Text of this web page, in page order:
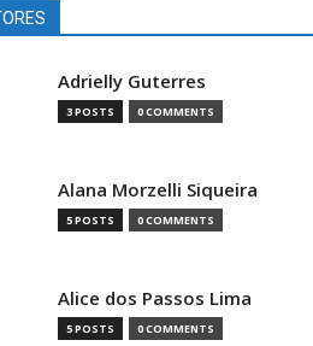
Adrielly Guterres
3 POSTS 0 COMMENTS
Alana Morzelli Siqueira
5 POSTS 0 COMMENTS
Alice dos Passos Lima
5 POSTS 0 COMMENTS